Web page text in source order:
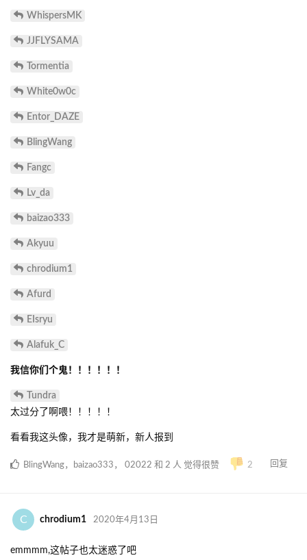
WhispersMK
JJFLYSAMA
Tormentia
White0w0c
Entor_DAZE
BlingWang
Fangc
Lv_da
baizao333
Akyuu
chrodium1
Afurd
EIsryu
Alafuk_C
我信你们个鬼！！！！！！
Tundra
太过分了啊喂！！！！！
看看我这头像，我才是萌新，新人报到
2 回复
BlingWang， baizao333 ， 02022 和 2 人 觉得很赞
C chrodium1 2020年4月13日
emmmm,这帖子也太迷惑了吧